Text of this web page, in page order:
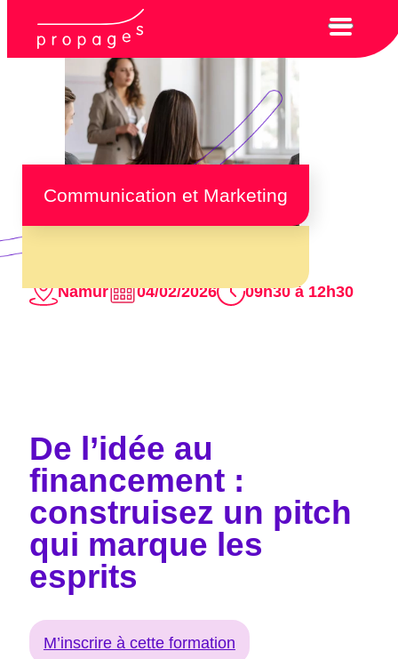
Communication et Marketing
Namur 04/02/2026 09h30 à 12h30
De l’idée au
financement :
construisez un pitch
qui marque les
esprits
M’inscrire à cette formation